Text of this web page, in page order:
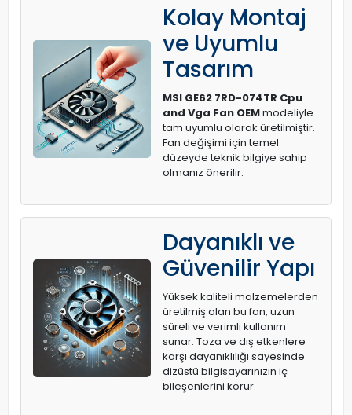
Kolay Montaj
ve Uyumlu
Tasarım
MSI GE62 7RD-074TR Cpu
and Vga Fan OEMmodeliyle
tam uyumlu olarak üretilmiştir.
Fan değişimi için temel
düzeyde teknik bilgiye sahip
olmanız önerilir.
Dayanıklı ve
Güvenilir Yapı
Yüksek kaliteli malzemelerden
üretilmiş olan bu fan, uzun
süreli ve verimli kullanım
sunar. Toza ve dış etkenlere
karşı dayanıklılığı sayesinde
dizüstü bilgisayarınızın iç
bileşenlerini korur.